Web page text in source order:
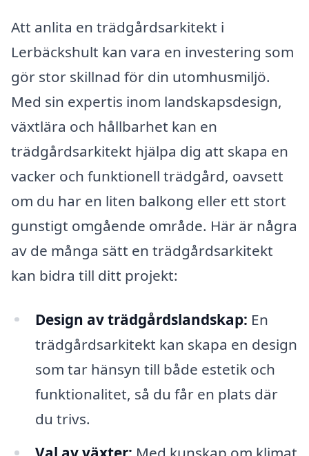
Att anlita en trädgårdsarkitekt i
Lerbäckshult kan vara en investering som
gör stor skillnad för din utomhusmiljö.
Med sin expertis inom landskapsdesign,
växtlära och hållbarhet kan en
trädgårdsarkitekt hjälpa dig att skapa en
vacker och funktionell trädgård, oavsett
om du har en liten balkong eller ett stort
gunstigt omgående område. Här är några
av de många sätt en trädgårdsarkitekt
kan bidra till ditt projekt:
Design av trädgårdslandskap: En
trädgårdsarkitekt kan skapa en design
som tar hänsyn till både estetik och
funktionalitet, så du får en plats där
du trivs.